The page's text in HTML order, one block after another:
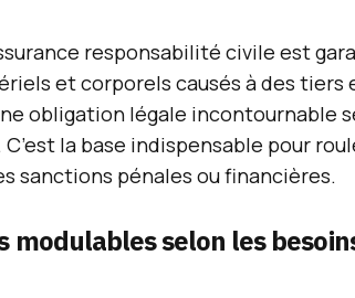
responsabilité civile est
et corporels causés à des tiers
obligation légale incontournable
C’est la base indispensable pour
sanctions pénales ou financières.
modulables selon les